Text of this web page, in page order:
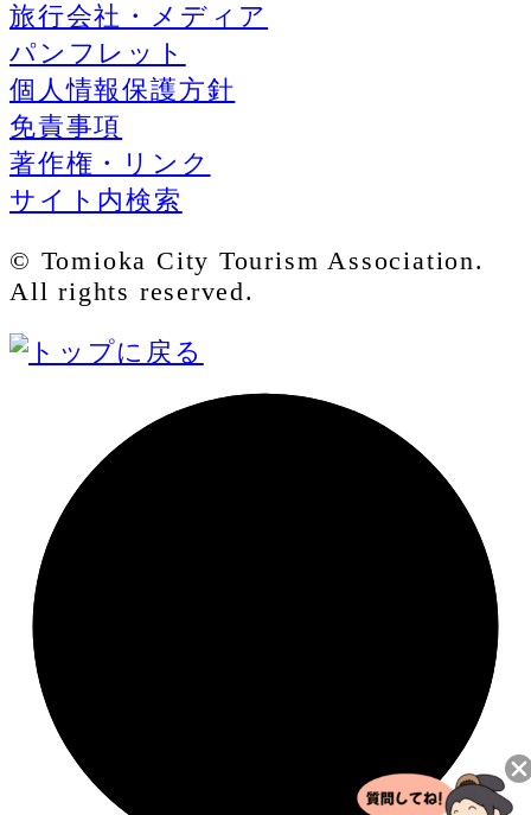
旅行会社・メディア
パンフレット
個人情報保護方針
免責事項
著作権・リンク
サイト内検索
© Tomioka City Tourism Association.
All rights reserved.